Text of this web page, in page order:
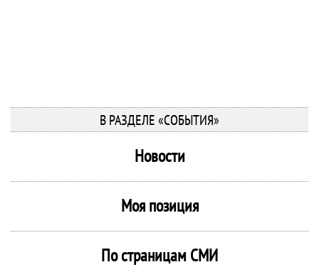
В РАЗДЕЛЕ «СОБЫТИЯ»
Новости
Моя позиция
По страницам СМИ